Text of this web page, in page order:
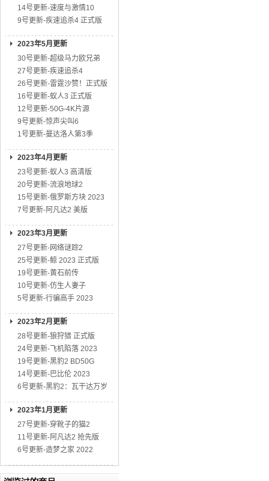
14号更新-速度与激情10
9号更新-疾速追杀4 正式版
2023年5月更新
30号更新-超级马力欧兄弟
27号更新-疾速追杀4
26号更新-雷霆沙赞！正式版
16号更新-蚁人3 正式版
12号更新-50G-4K片源
9号更新-惊声尖叫6
1号更新-曼达洛人第3季
2023年4月更新
23号更新-蚁人3 高清版
20号更新-流浪地球2
15号更新-俄罗斯方块 2023
7号更新-阿凡达2 美版
2023年3月更新
27号更新-网络谜踪2
25号更新-鲸 2023 正式版
19号更新-黄石前传
10号更新-仿生人妻子
5号更新-行骗高手 2023
2023年2月更新
28号更新-狼狩猎 正式版
24号更新-飞机陷落 2023
19号更新-黑豹2 BD50G
14号更新-巴比伦 2023
6号更新-黑豹2：瓦干达万岁
2023年1月更新
27号更新-穿靴子的猫2
11号更新-阿凡达2 抢先版
6号更新-造梦之家 2022